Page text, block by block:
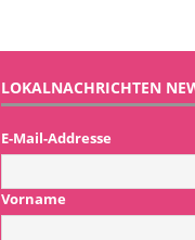
LOKALNACHRICHTEN
E-Mail-Addresse
Vorname